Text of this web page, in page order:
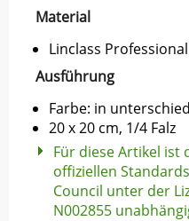
Material
Linclass Professional
Ausführung
Farbe: in
20 x 20 cm, 1/4 Falz
Für diese Artikel ist
offiziellen
Council unter der
N002855